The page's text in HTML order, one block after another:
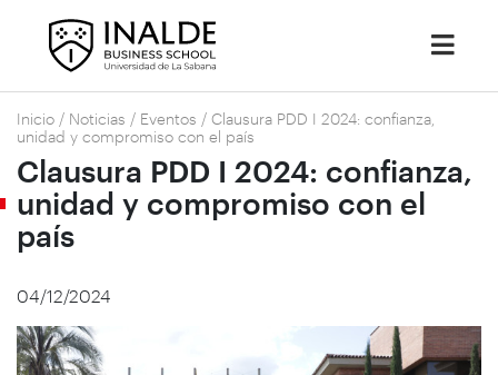
Inicio / Noticias / Eventos / Clausura PDD I 2024: confianza,
unidad y compromiso con el país
Clausura PDD I 2024: confianza,
unidad y compromiso con el
país
04/12/2024